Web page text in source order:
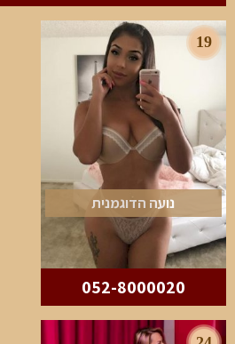
19
נועה הדוגמנית
052-8000020